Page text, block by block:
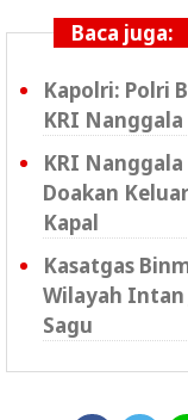
Baca juga:
Kapolri: Polri
KRI Nanggala
KRI Nanggala
Doakan
Kapal
Kasatgas
Wilayah Intan
Sagu